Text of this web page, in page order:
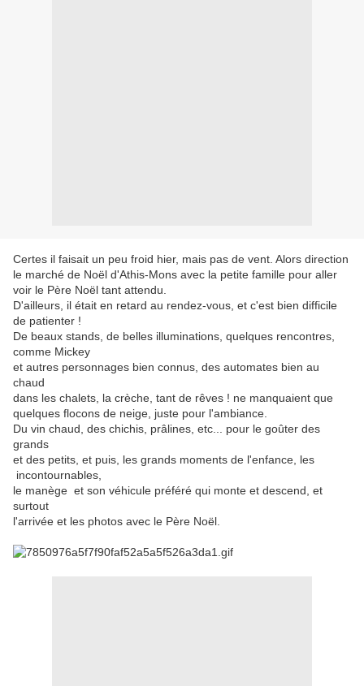
Certes il faisait un peu froid hier, mais pas de vent. Alors direction
le marché de Noël d'Athis-Mons avec la petite famille pour aller
voir le Père Noël tant attendu.
D'ailleurs, il était en retard au rendez-vous, et c'est bien difficile
de patienter !
De beaux stands, de belles illuminations, quelques rencontres,
comme Mickey
et autres personnages bien connus, des automates bien au
chaud
dans les chalets, la crèche, tant de rêves ! ne manquaient que
quelques flocons de neige, juste pour l'ambiance.
Du vin chaud, des chichis, prâlines, etc... pour le goûter des
grands
et des petits, et puis, les grands moments de l'enfance, les
incontournables,
le manège et son véhicule préféré qui monte et descend, et
surtout
l'arrivée et les photos avec le Père Noël.